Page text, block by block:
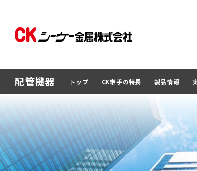
配管機器 トップ CK継手の特長 製品情報